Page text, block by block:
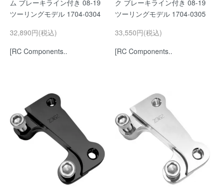
ム ブレーキライン付き 08-19
ツーリングモデル 1704-0304
32,890円(税込)
[RC Components..
ク ブレーキライン付き 08-19
ツーリングモデル 1704-0305
33,550円(税込)
[RC Components..